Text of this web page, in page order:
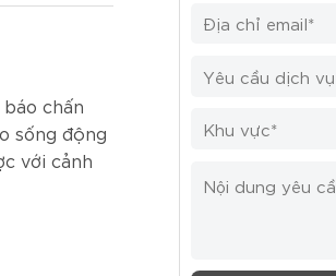
chấn
sống động
với cảnh